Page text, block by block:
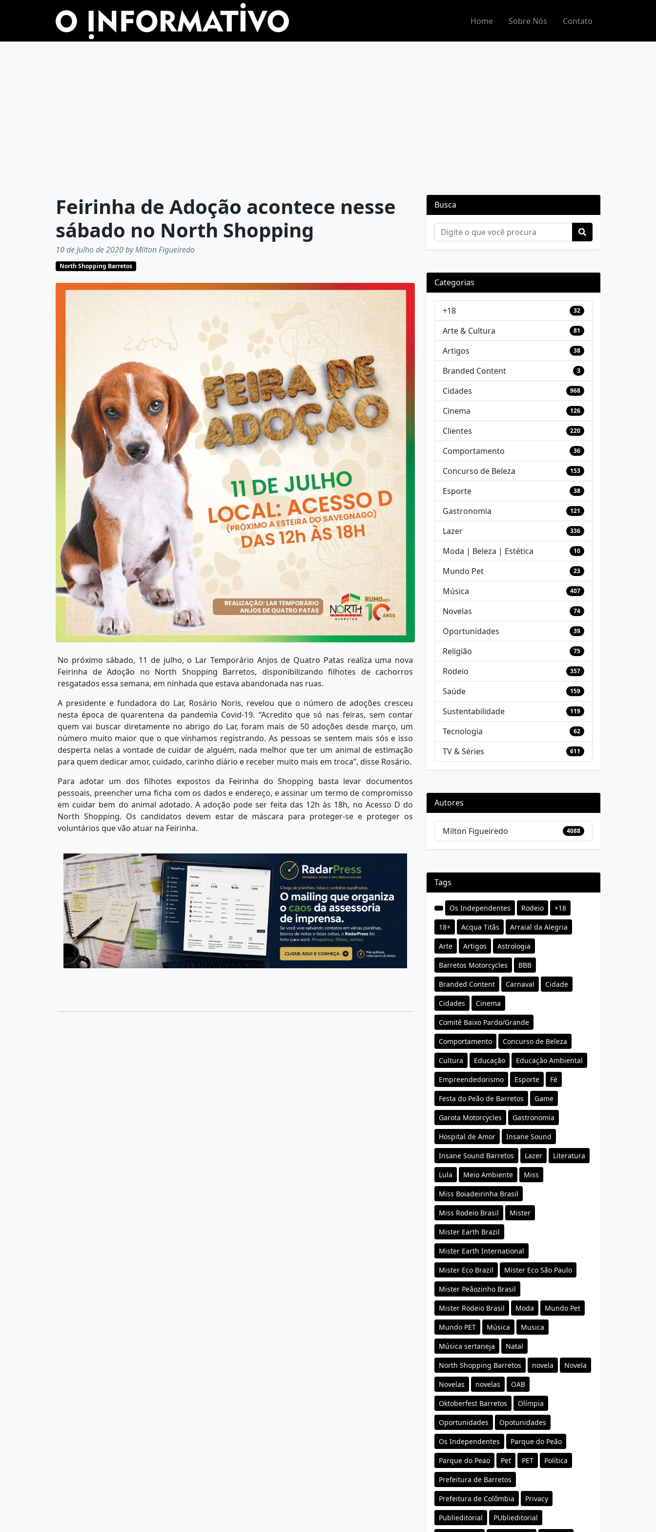
Home Sobre Nós Contato
Feirinha de Adoção acontece nesse
sábado no North Shopping
10 de Julho de 2020 by Milton Figueiredo
North Shopping Barretos
No próximo sábado, 11 de julho, o Lar Temporário Anjos de Quatro Patas realiza uma nova
Feirinha de Adoção no North Shopping Barretos, disponibilizando filhotes de cachorros
resgatados essa semana, em ninhada que estava abandonada nas ruas.
A presidente e fundadora do Lar, Rosário Noris, revelou que o número de adoções cresceu
nesta época de quarentena da pandemia Covid-19. “Acredito que só nas feiras, sem contar
quem vai buscar diretamente no abrigo do Lar, foram mais de 50 adoções desde março, um
número muito maior que o que vínhamos registrando. As pessoas se sentem mais sós e isso
desperta nelas a vontade de cuidar de alguém, nada melhor que ter um animal de estimação
para quem dedicar amor, cuidado, carinho diário e receber muito mais em troca”, disse Rosário.
Para adotar um dos filhotes expostos da Feirinha do Shopping basta levar documentos
pessoais, preencher uma ficha com os dados e endereço, e assinar um termo de compromisso
em cuidar bem do animal adotado. A adoção pode ser feita das 12h às 18h, no Acesso D do
North Shopping. Os candidatos devem estar de máscara para proteger-se e proteger os
voluntários que vão atuar na Feirinha.
Busca
Categorias
+18 32
Arte & Cultura 81
Artigos 38
Branded Content 3
Cidades 968
Cinema 126
Clientes 220
Comportamento 36
Concurso de Beleza 153
Esporte 38
Gastronomia 121
Lazer 336
Moda | Beleza | Estética 10
Mundo Pet 23
Música 407
Novelas 74
Oportunidades 39
Religião 75
Rodeio 357
Saúde 159
Sustentabilidade 119
Tecnologia 62
TV & Séries 611
Autores
Milton Figueiredo 4088
Tags
Os Independentes Rodeio +18
18+ Acqua Titãs Arraial da Alegria
Arte Artigos Astrologia
Barretos Motorcycles BBB
Branded Content Carnaval Cidade
Cidades Cinema
Comitê Baixo Pardo/Grande
Comportamento Concurso de Beleza
Cultura Educação Educação Ambiental
Empreendedorismo Esporte Fé
Festa do Peão de Barretos Game
Garota Motorcycles Gastronomia
Hospital de Amor Insane Sound
Insane Sound Barretos Lazer Literatura
Lula Meio Ambiente Miss
Miss Boiadeirinha Brasil
Miss Rodeio Brasil Mister
Mister Earth Brazil
Mister Earth International
Mister Eco Brazil Mister Eco São Paulo
Mister Peãozinho Brasil
Mister Rodeio Brasil Moda Mundo Pet
Mundo PET Música Musica
Música sertaneja Natal
North Shopping Barretos novela Novela
Novelas novelas OAB
Oktoberfest Barretos Olímpia
Oportunidades Opotunidades
Os Independentes Parque do Peão
Parque do Peao Pet PET Política
Prefeitura de Barretos
Prefeitura de Colômbia Privacy
Publieditorial PUblieditorial